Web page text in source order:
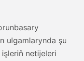
ulgamlarynda şu
netijeleri